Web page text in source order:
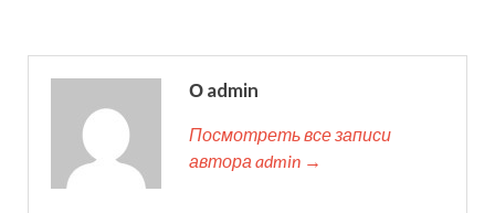
О admin
Посмотреть все записи
автора admin →